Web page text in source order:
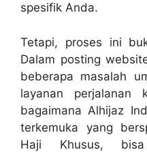
spesifik Anda.
Tetapi, proses ini
Dalam posting
beberapa masalah
layanan
bagaimana Alhijaz
terkemuka yang
Haji Khusus,